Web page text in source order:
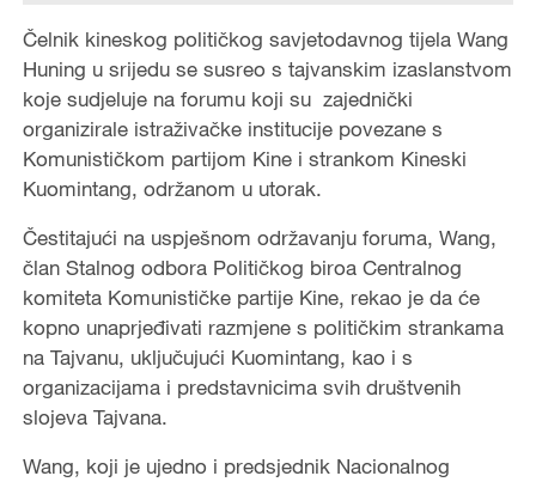
Čelnik kineskog političkog savjetodavnog tijela Wang
Huning u srijedu se susreo s tajvanskim izaslanstvom
koje sudjeluje na forumu koji su zajednički
organizirale istraživačke institucije povezane s
Komunističkom partijom Kine i strankom Kineski
Kuomintang, održanom u utorak.
Čestitajući na uspješnom održavanju foruma, Wang,
član Stalnog odbora Političkog biroa Centralnog
komiteta Komunističke partije Kine, rekao je da će
kopno unaprjeđivati razmjene s političkim strankama
na Tajvanu, uključujući Kuomintang, kao i s
organizacijama i predstavnicima svih društvenih
slojeva Tajvana.
Wang, koji je ujedno i predsjednik Nacionalnog